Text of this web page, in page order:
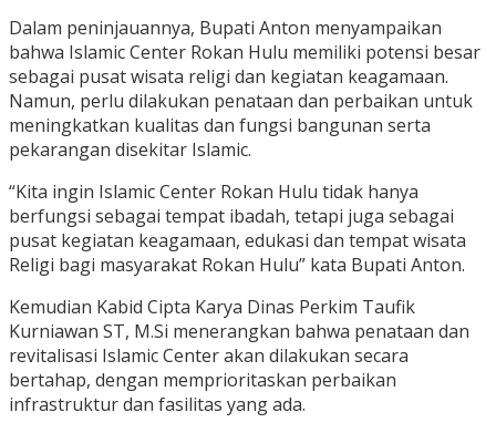
Dalam peninjauannya, Bupati Anton menyampaikan
bahwa Islamic Center Rokan Hulu memiliki potensi besar
sebagai pusat wisata religi dan kegiatan keagamaan.
Namun, perlu dilakukan penataan dan perbaikan untuk
meningkatkan kualitas dan fungsi bangunan serta
pekarangan disekitar Islamic.
“Kita ingin Islamic Center Rokan Hulu tidak hanya
berfungsi sebagai tempat ibadah, tetapi juga sebagai
pusat kegiatan keagamaan, edukasi dan tempat wisata
Religi bagi masyarakat Rokan Hulu” kata Bupati Anton.
Kemudian Kabid Cipta Karya Dinas Perkim Taufik
Kurniawan ST, M.Si menerangkan bahwa penataan dan
revitalisasi Islamic Center akan dilakukan secara
bertahap, dengan memprioritaskan perbaikan
infrastruktur dan fasilitas yang ada.